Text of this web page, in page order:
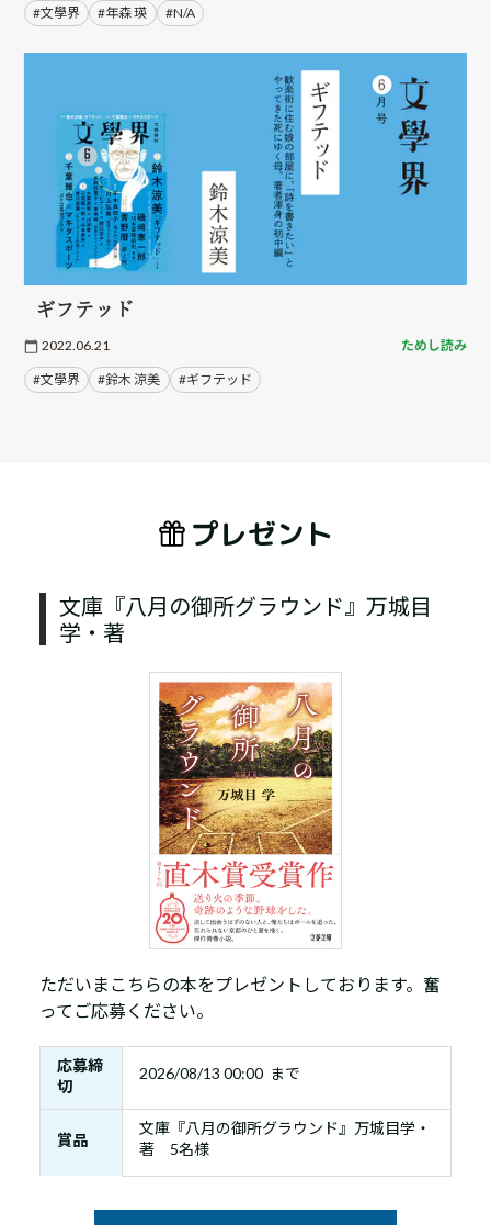
#文學界 #年森 瑛 #N/A
ギフテッド
2022.06.21 ためし読み
#文學界 #鈴木 涼美 #ギフテッド
プレゼント
文庫『八月の御所グラウンド』万城目
学・著
ただいまこちらの本をプレゼントしております。奮
ってご応募ください。
応募締
切
2026/08/13 00:00 まで
賞品
文庫『八月の御所グラウンド』万城目学・
著 5名様